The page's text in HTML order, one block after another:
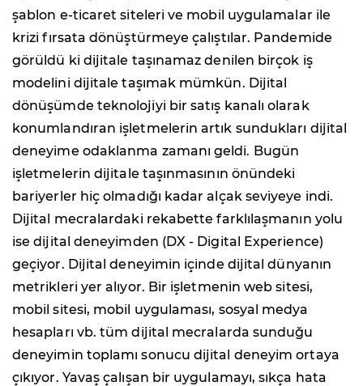
şablon e-ticaret siteleri ve mobil uygulamalar ile
krizi fırsata dönüştürmeye çalıştılar. Pandemide
görüldü ki dijitale taşınamaz denilen birçok iş
modelini dijitale taşımak mümkün. Dijital
dönüşümde teknolojiyi bir satış kanalı olarak
konumlandıran işletmelerin artık sundukları dijital
deneyime odaklanma zamanı geldi. Bugün
işletmelerin dijitale taşınmasının önündeki
bariyerler hiç olmadığı kadar alçak seviyeye indi.
Dijital mecralardaki rekabette farklılaşmanın yolu
ise dijital deneyimden (DX - Digital Experience)
geçiyor. Dijital deneyimin içinde dijital dünyanın
metrikleri yer alıyor. Bir işletmenin web sitesi,
mobil sitesi, mobil uygulaması, sosyal medya
hesapları vb. tüm dijital mecralarda sunduğu
deneyimin toplamı sonucu dijital deneyim ortaya
çıkıyor. Yavaş çalışan bir uygulamayı, sıkça hata